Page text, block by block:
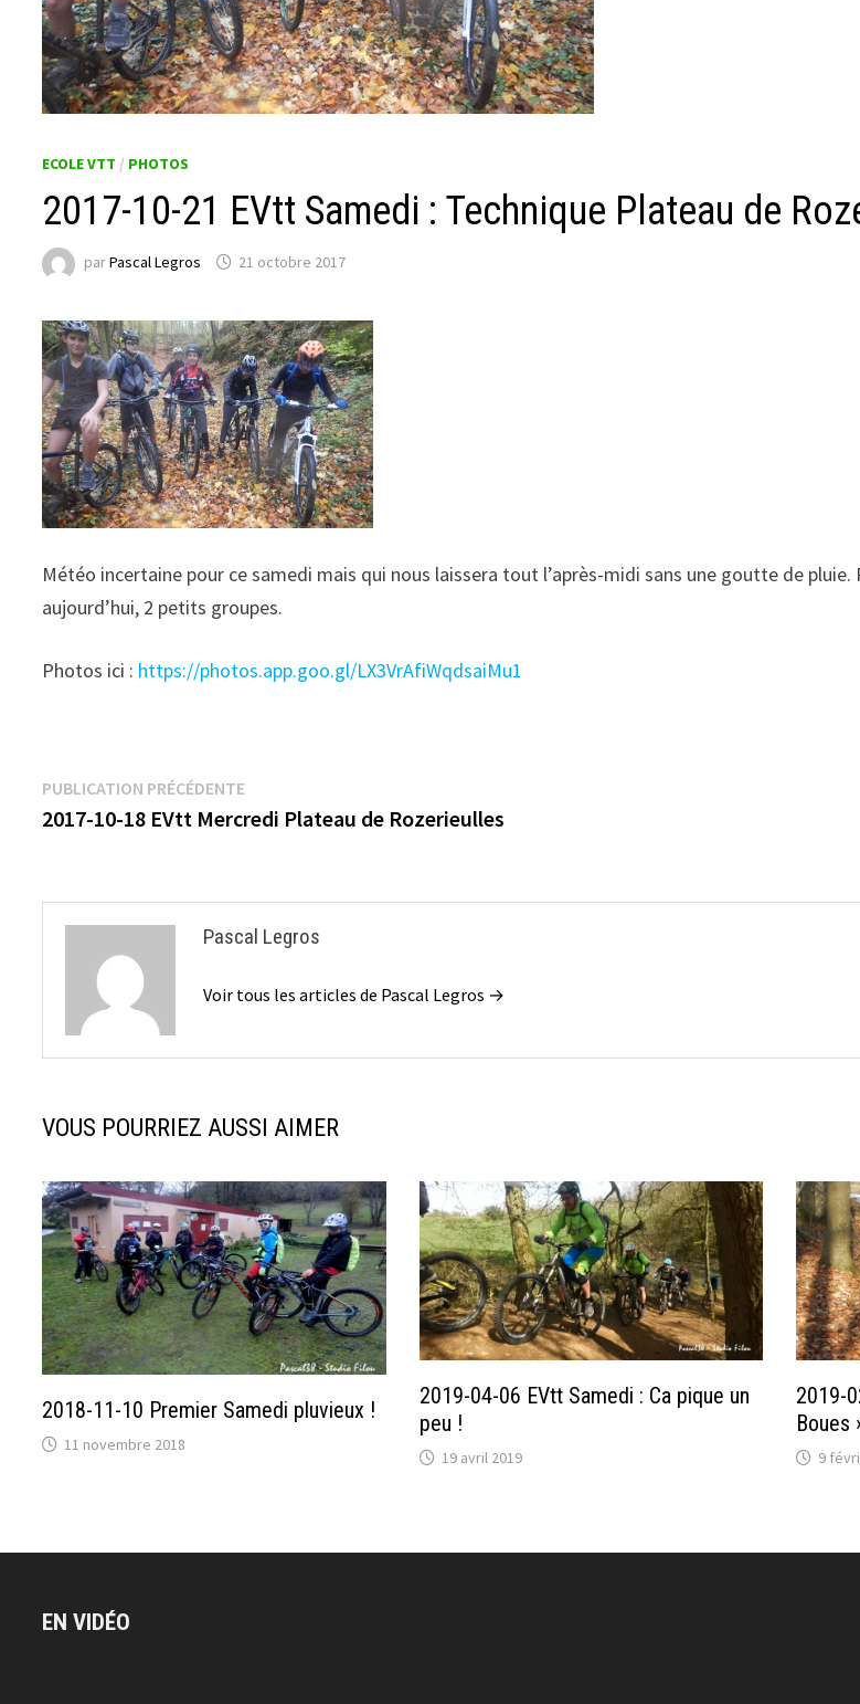
ECOLE VTT / PHOTOS
2017-10-21 EVtt Samedi : Technique Plateau de
parPascal Legros 21 octobre 2017
Météo incertaine pour ce samedi mais qui nous laissera tout l’après-midi sans une goutte de pluie.
aujourd’hui, 2 petits groupes.
Photos ici : https://photos.app.goo.gl/LX3VrAfiWqdsaiMu1
Navigation
de
PUBLICATION PRÉCÉDENTEPublication
précédente :
2017-10-18 EVtt Mercredi Plateau de Rozerieulles
Pascal Legros
Voir tous les articles de Pascal Legros →
VOUS POURRIEZ AUSSI AIMER
2018-11-10 Premier Samedi pluvieux !
11 novembre 2018
2019-04-06 EVtt Samedi : Ca pique un
peu !
19 avril 2019
2019-
Boues
9
EN VIDÉO